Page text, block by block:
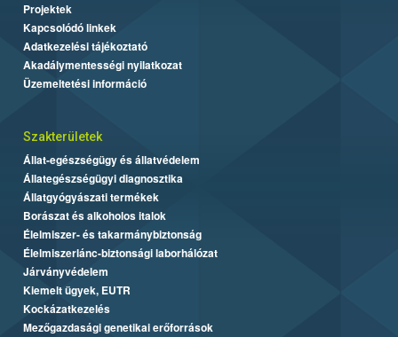
Projektek
Kapcsolódó linkek
Adatkezelési tájékoztató
Akadálymentességi nyilatkozat
Üzemeltetési információ
Szakterületek
Állat-egészségügy és állatvédelem
Állategészségügyi diagnosztika
Állatgyógyászati termékek
Borászat és alkoholos italok
Élelmiszer- és takarmánybiztonság
Élelmiszerlánc-biztonsági laborhálózat
Járványvédelem
Kiemelt ügyek, EUTR
Kockázatkezelés
Mezőgazdasági genetikai erőforrások